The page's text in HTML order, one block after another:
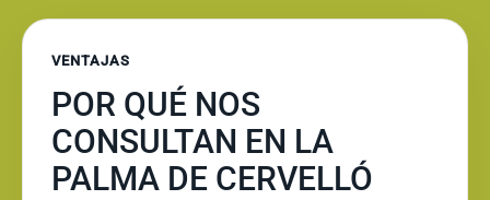
VENTAJAS
POR QUÉ NOS
CONSULTAN EN LA
PALMA DE CERVELLÓ